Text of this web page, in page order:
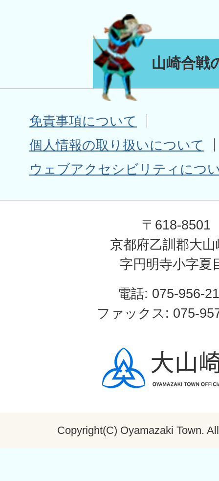
山崎合戦
免責事項について
個人情報の取り扱いについて
ウェブアクセシビリティにつ
〒618-8501
京都府乙訓郡大山
字円明寺小字夏
電話: 075-956-
ファックス: 075-
Copyright(C) Oyamazaki Town.